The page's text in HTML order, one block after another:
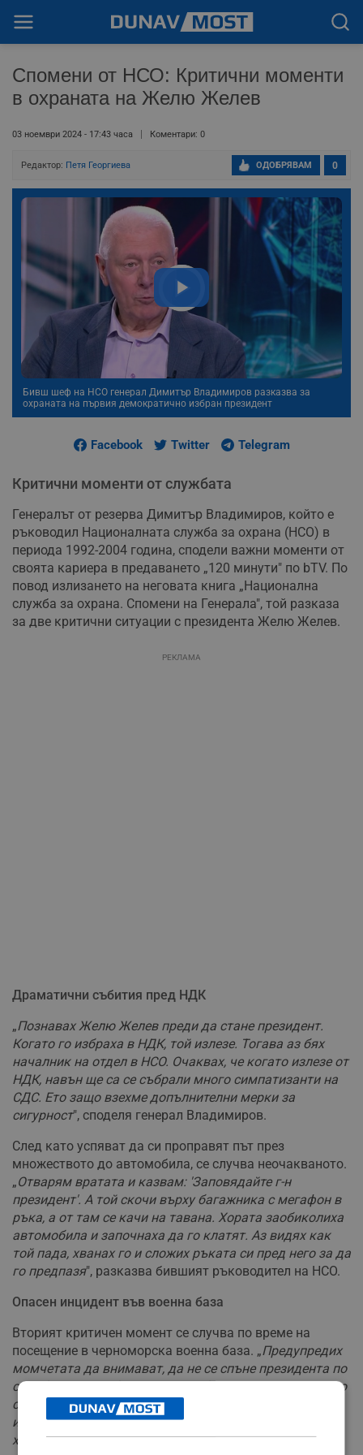
Спомени от НСО: Критични моменти
в охраната на Желю Желев
03 ноември 2024 - 17:43 часа Коментари: 0
Редактор: Петя Георгиева 0
ОДОБРЯВАМ
Бивш шеф на НСО генерал Димитър Владимиров разказва за
охраната на първия демократично избран президент
Facebook Twitter Telegram
Критични моменти от службата
Генералът от резерва Димитър Владимиров, който е
ръководил Националната служба за охрана (НСО) в
периода 1992-2004 година, сподели важни моменти от
своята кариера в предаването „120 минути" по bTV. По
повод излизането на неговата книга „Национална
служба за охрана. Спомени на Генерала", той разказа
за две критични ситуации с президента Желю Желев.
РЕКЛАМА
Драматични събития пред НДК
„Познавах Желю Желев преди да стане президент.
Когато го избраха в НДК, той излезе. Тогава аз бях
началник на отдел в НСО. Очаквах, че когато излезе от
НДК, навън ще са се събрали много симпатизанти на
СДС. Ето защо взехме допълнителни мерки за
сигурност", споделя генерал Владимиров.
След като успяват да си проправят път през
множеството до автомобила, се случва неочакваното.
„Отварям вратата и казвам: 'Заповядайте г-н
президент'. А той скочи върху багажника с мегафон в
ръка, а от там се качи на тавана. Хората заобиколиха
автомобила и започнаха да го клатят. Аз видях как
той пада, хванах го и сложих ръката си пред него за да
го предпазя", разказва бившият ръководител на НСО.
Опасен инцидент във военна база
Вторият критичен момент се случва по време на
посещение в черноморска военна база. „Предупредих
момчетата да внимават, да не се спъне президента по
стълбите, които бяха опасни – без парапети. На 12-ото
стъпало обаче той се спъна и за малко щеше да
излети от височина около 10-12 метра. Аз успях да го
хвана, за да не се стигне до фатален инцидент",